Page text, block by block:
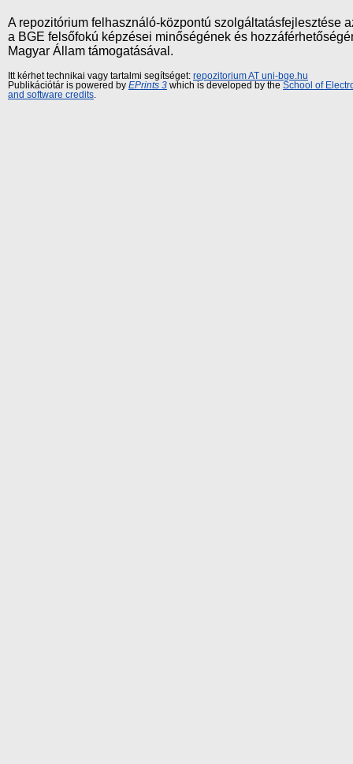
A repozitórium felhasználó-központú szolgáltatásfejlesztése
a BGE felsőfokú képzései minőségének és
Magyar Állam támogatásával.
Itt kérhet technikai vagy tartalmi segítséget: repozitorium AT uni-bge.hu
Publikációtár is powered by EPrints 3 which is developed by the School of
and software credits